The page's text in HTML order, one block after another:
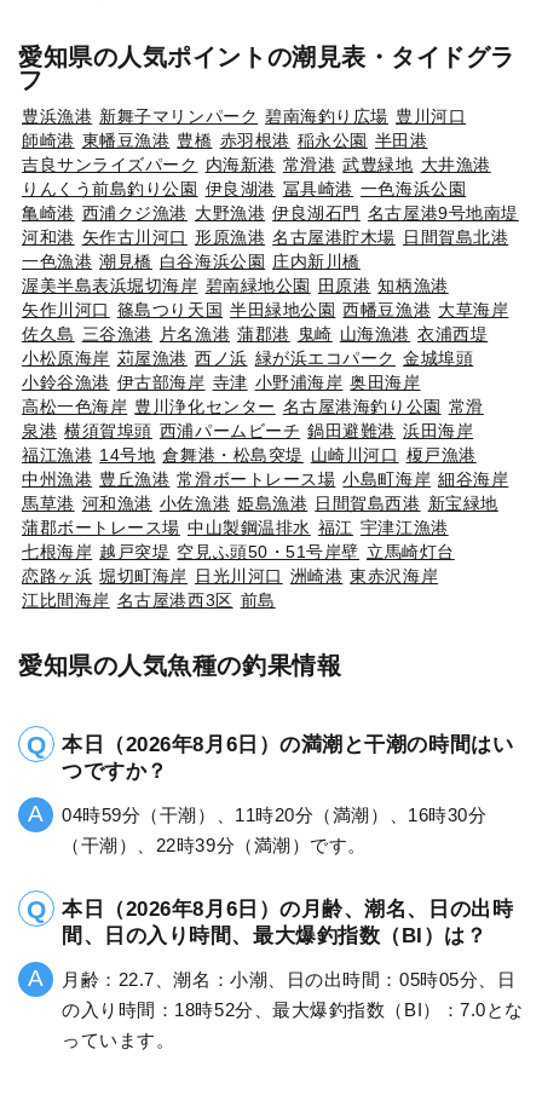
愛知県の人気ポイントの潮見表・タイドグラ
フ
豊浜漁港 新舞子マリンパーク 碧南海釣り広場 豊川河口
師崎港 東幡豆漁港 豊橋 赤羽根港 稲永公園 半田港
吉良サンライズパーク
内海新港 常滑港 武豊緑地 大井漁港
りんくう前島釣り公園 伊良湖港 冨具崎港 一色海浜公園
亀崎港 西浦クジ漁港 大野漁港 伊良湖石門 名古屋港9号地南堤
河和港 矢作古川河口 形原漁港 名古屋港貯木場 日間賀島北港
一色漁港 潮見橋 白谷海浜公園 庄内新川橋
渥美半島表浜堀切海岸 碧南緑地公園 田原港 知柄漁港
矢作川河口 篠島つり天国 半田緑地公園 西幡豆漁港 大草海岸
佐久島 三谷漁港 片名漁港 蒲郡港 鬼崎 山海漁港 衣浦西堤
小松原海岸 苅屋漁港 西ノ浜 緑が浜エコパーク 金城埠頭
小鈴谷漁港 伊古部海岸 寺津 小野浦海岸 奥田海岸
高松一色海岸 豊川浄化センター 名古屋港海釣り公園 常滑
泉港 横須賀埠頭 西浦パームビーチ 鍋田避難港 浜田海岸
福江漁港 14号地 倉舞港・松島突堤 山崎川河口 榎戸漁港
中州漁港 豊丘漁港 常滑ボートレース場 小島町海岸 細谷海岸
馬草港 河和漁港 小佐漁港 姫島漁港 日間賀島西港 新宝緑地
蒲郡ボートレース場 中山製鋼温排水 福江 宇津江漁港
七根海岸 越戸突堤 空見ふ頭50・51号岸壁 立馬崎灯台
恋路ヶ浜 堀切町海岸 日光川河口 洲崎港 東赤沢海岸
江比間海岸 名古屋港西3区 前島
愛知県の人気魚種の釣果情報
本日（2026年8月6日）の満潮と干潮の時間はい
つですか？
04時59分（干潮）、11時20分（満潮）、16時30分
（干潮）、22時39分（満潮）です。
本日（2026年8月6日）の月齢、潮名、日の出時
間、日の入り時間、最大爆釣指数（BI）は？
月齢：22.7、潮名：小潮、日の出時間：05時05分、日
の入り時間：18時52分、最大爆釣指数（BI）：7.0とな
っています。